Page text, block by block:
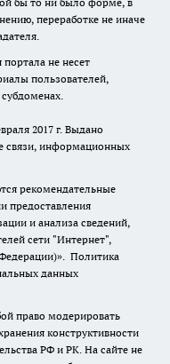
переработке не иначе
портала не несет
пользователей,
2017 г. Выдано
связи, информационных
рекомендательные
предоставления
и анализа сведений,
сети "Интернет",
Политика
данных
право модерировать
конструктивности
РФ и РК. На сайте не